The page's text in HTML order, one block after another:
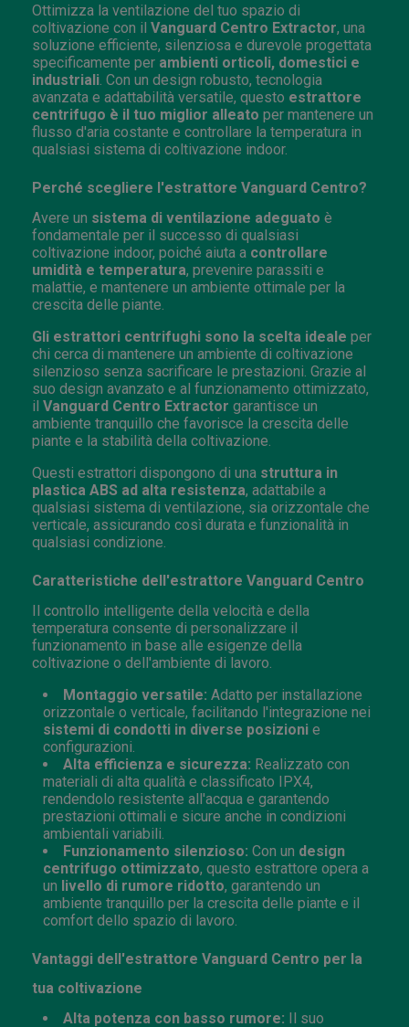
Ottimizza la ventilazione del tuo spazio di
coltivazione con il Vanguard Centro Extractor, una
soluzione efficiente, silenziosa e durevole progettata
specificamente per ambienti orticoli, domestici e
industriali . Con un design robusto, tecnologia
avanzata e adattabilità versatile, questo estrattore
centrifugo è il tuo miglior alleato per mantenere un
flusso d'aria costante e controllare la temperatura in
qualsiasi sistema di coltivazione indoor.
Perché scegliere l'estrattore Vanguard Centro?
Avere un sistema di ventilazione adeguato è
fondamentale per il successo di qualsiasi
coltivazione indoor, poiché aiuta a controllare
umidità e temperatura, prevenire parassiti e
malattie, e mantenere un ambiente ottimale per la
crescita delle piante.
Gli estrattori centrifughi sono la scelta ideale per
chi cerca di mantenere un ambiente di coltivazione
silenzioso senza sacrificare le prestazioni. Grazie al
suo design avanzato e al funzionamento ottimizzato,
il Vanguard Centro Extractor garantisce un
ambiente tranquillo che favorisce la crescita delle
piante e la stabilità della coltivazione.
Questi estrattori dispongono di una struttura in
plastica ABS ad alta resistenza, adattabile a
qualsiasi sistema di ventilazione, sia orizzontale che
verticale, assicurando così durata e funzionalità in
qualsiasi condizione.
Caratteristiche dell'estrattore Vanguard Centro
Il controllo intelligente della velocità e della
temperatura consente di personalizzare il
funzionamento in base alle esigenze della
coltivazione o dell'ambiente di lavoro.
Montaggio versatile: Adatto per installazione
orizzontale o verticale, facilitando l'integrazione nei
sistemi di condotti in diverse posizioni e
configurazioni.
Alta efficienza e sicurezza: Realizzato con
materiali di alta qualità e classificato IPX4,
rendendolo resistente all'acqua e garantendo
prestazioni ottimali e sicure anche in condizioni
ambientali variabili.
Funzionamento silenzioso: Con un design
centrifugo ottimizzato, questo estrattore opera a
un livello di rumore ridotto, garantendo un
ambiente tranquillo per la crescita delle piante e il
comfort dello spazio di lavoro.
Vantaggi dell'estrattore Vanguard Centro per la
tua coltivazione
Alta potenza con basso rumore: Il suo